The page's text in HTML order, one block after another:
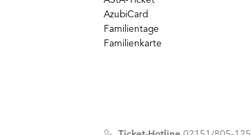
AzubiCard
Familientage
Familienkarte